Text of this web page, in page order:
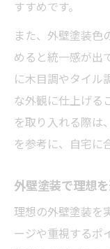
すすめです。
また、外壁塗装色
めると統一感が出
に木目調やタイル
な外観に仕上げる
を取り入れる際は
を参考に、自宅に
外壁塗装で理想
理想の外壁塗装を
ージや重視するポ